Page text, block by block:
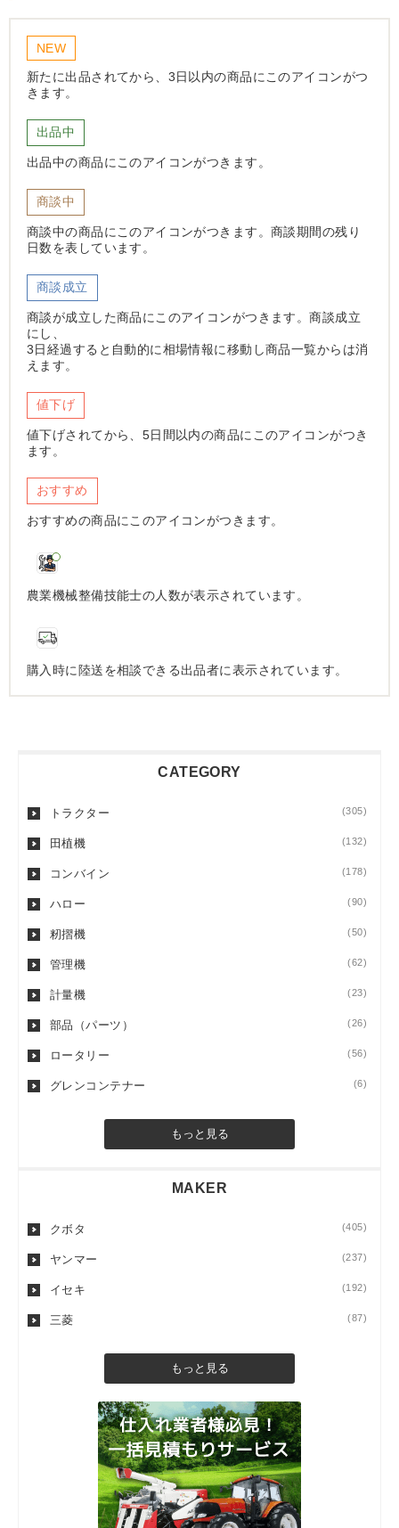
NEW
新たに出品されてから、3日以内の商品にこのアイコンがつ
きます。
出品中
出品中の商品にこのアイコンがつきます。
商談中
商談中の商品にこのアイコンがつきます。商談期間の残り
日数を表しています。
商談成立
商談が成立した商品にこのアイコンがつきます。商談成立
にし、
3日経過すると自動的に相場情報に移動し商品一覧からは消
えます。
値下げ
値下げされてから、5日間以内の商品にこのアイコンがつき
ます。
おすすめ
おすすめの商品にこのアイコンがつきます。
農業機械整備技能士の人数が表示されています。
購入時に陸送を相談できる出品者に表示されています。
CATEGORY
トラクター (305)
田植機 (132)
コンバイン (178)
ハロー (90)
籾摺機 (50)
管理機 (62)
計量機 (23)
部品（パーツ） (26)
ロータリー (56)
グレンコンテナー (6)
もっと見る
MAKER
クボタ (405)
ヤンマー (237)
イセキ (192)
三菱 (87)
もっと見る